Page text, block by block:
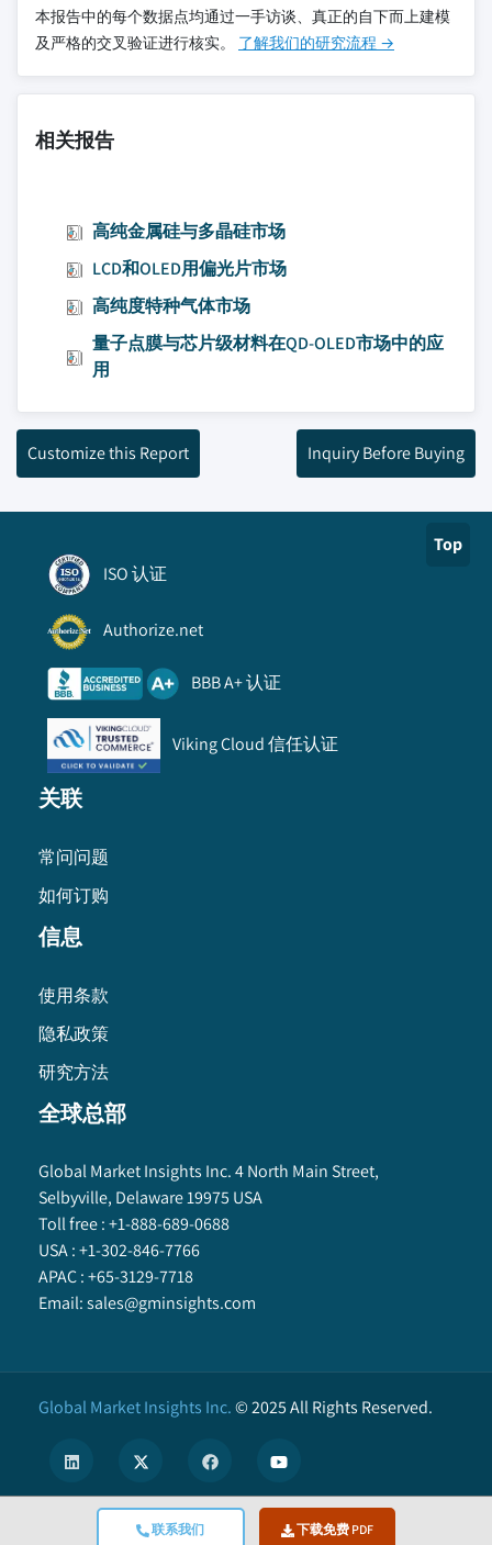
联系我们 下载免费 PDF
本报告中的每个数据点均通过一手访谈、真正的自下而上建模
及严格的交叉验证进行核实。 了解我们的研究流程 →
相关报告
高纯金属硅与多晶硅市场
LCD和OLED用偏光片市场
高纯度特种气体市场
量子点膜与芯片级材料在QD-OLED市场中的应
用
Customize this Report Inquiry Before Buying
Top
ISO 认证
Authorize.net
BBB A+ 认证
Viking Cloud 信任认证
关联
常问问题
如何订购
信息
使用条款
隐私政策
研究方法
全球总部
Global Market Insights Inc. 4 North Main Street,
Selbyville, Delaware 19975 USA
Toll free :+1-888-689-0688
USA :+1-302-846-7766
APAC :+65-3129-7718
Email:sales@gminsights.com
Global Market Insights Inc.©2025All Rights Reserved.
We use cookies to enhance user experience. (Privacy Policy